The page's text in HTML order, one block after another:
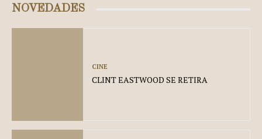
NOVEDADES
CINE
CLINT EASTWOOD SE RETIRA